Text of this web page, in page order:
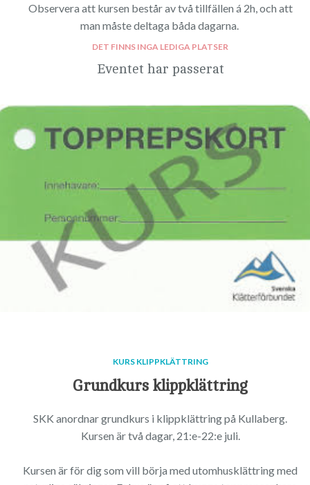
Observera att kursen består av två tillfällen á 2h, och att
man måste deltaga båda dagarna.
DET FINNS INGA LEDIGA PLATSER
Eventet har passerat
KURS KLIPPKLÄTTRING
Grundkurs klippklättring
SKK anordnar grundkurs i klippklättring på Kullaberg.
Kursen är två dagar, 21:e-22:e juli.
Kursen är för dig som vill börja med utomhusklättring med